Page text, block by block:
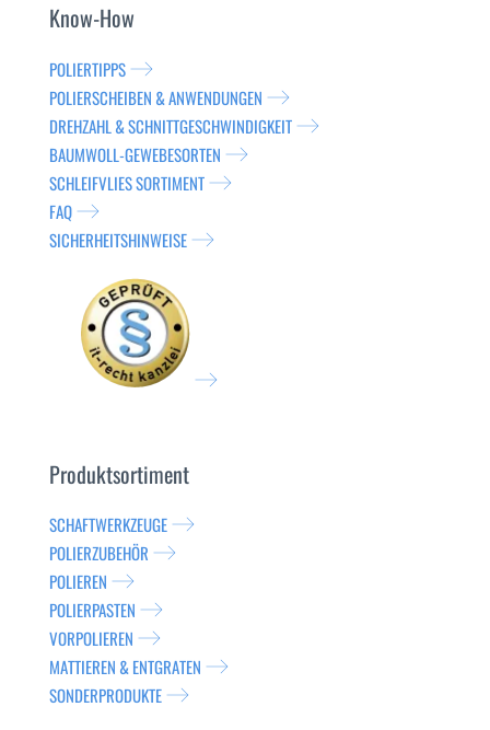
Know-How
POLIERTIPPS
POLIERSCHEIBEN & ANWENDUNGEN
DREHZAHL & SCHNITTGESCHWINDIGKEIT
BAUMWOLL-GEWEBESORTEN
SCHLEIFVLIES SORTIMENT
FAQ
SICHERHEITSHINWEISE
Produktsortiment
SCHAFTWERKZEUGE
POLIERZUBEHÖR
POLIEREN
POLIERPASTEN
VORPOLIEREN
MATTIEREN & ENTGRATEN
SONDERPRODUKTE